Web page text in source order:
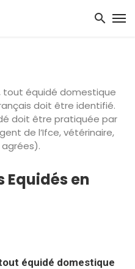
tout équidé domestique
doit être identifié.
doit être pratiquée par
de l’Ifce, vétérinaire,
en
équidé domestique